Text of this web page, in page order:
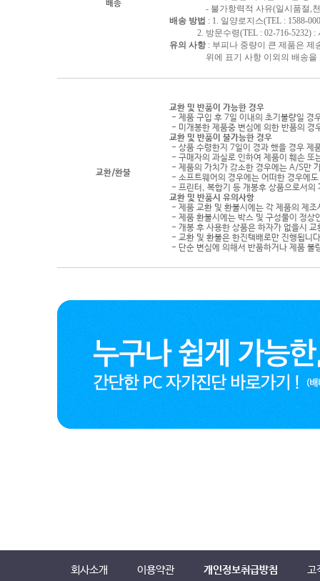
배송
- 불가항력적 사유(일시품절,천재
배송 방법 : 1. 일양로지스(TEL : 1588-
2. 방문수령(TEL : 02-716-5232) :
유의 사항: 부피나 중량이 큰 제품은 제
위에 표기 사항 이외의 배송을 원
교환/환불
교환 및 반품이 가능한 경우
- 제품 구입 후 7일 이내의 초기불량일 경
- 미개봉한 제품중 변심에 의한 반품의 경
교환 및 반품이 불가능한 경우
- 상품 수령한지 7일이 경과 했을 경우 제
- 구매자의 과실로 인하여 제품이 훼손 또
- 제품의 가치가 감소한 경우에는 A/S만
- 소프트웨어의 경우에는 어떠한 경우에
- 프린터, 복합기 등 개봉후 상품으로서의
교환 및 반품시 유의사항
- 제품 교환 및 환불시에는 각 제품의 제
- 제품 환불시에는 박스 및 구성물이 정상
- 개봉 후 사용한 상품은 하자가 없을시
- 교환 및 환불은 한진택배로만 진행됩니
- 단순 변심에 의해서 반품하거나 제품
회사소개 이용약관 개인정보취급방침 고